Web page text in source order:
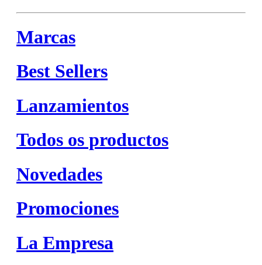
Marcas
Best Sellers
Lanzamientos
Todos os productos
Novedades
Promociones
La Empresa